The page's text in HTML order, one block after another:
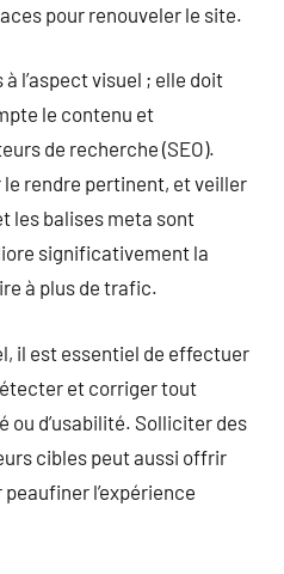
pour renouveler le site.
l’aspect visuel ; elle doit
le contenu et
de recherche (SEO).
rendre pertinent, et veiller
les balises meta sont
significativement la
à plus de trafic.
il est essentiel de effectuer
et corriger tout
ou d’usabilité. Solliciter des
cibles peut aussi offrir
l’expérience